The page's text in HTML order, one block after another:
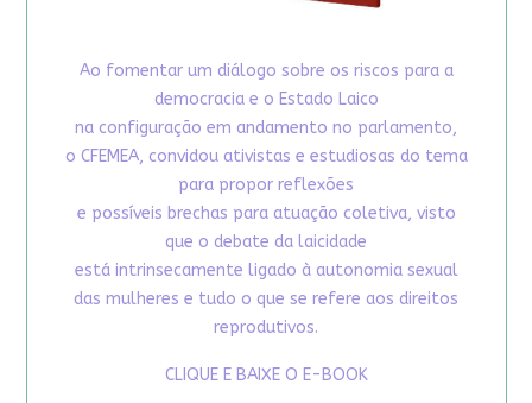
Ao fomentar um diálogo sobre os riscos para a
democracia e o Estado Laico
na configuração em andamento no parlamento,
o CFEMEA, convidou ativistas e estudiosas do tema
para propor reflexões
e possíveis brechas para atuação coletiva, visto
que o debate da laicidade
está intrinsecamente ligado à autonomia sexual
das mulheres e tudo o que se refere aos direitos
reprodutivos.
CLIQUE E BAIXE O E-BOOK